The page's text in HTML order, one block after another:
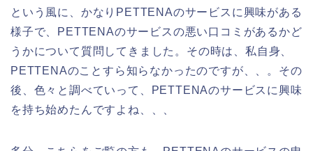
という風に、かなりPETTENAのサービスに興味がある
様子で、PETTENAのサービスの悪い口コミがあるかど
うかについて質問してきました。その時は、私自身、
PETTENAのことすら知らなかったのですが、、。その
後、色々と調べていって、PETTENAのサービスに興味
を持ち始めたんですよね、、、